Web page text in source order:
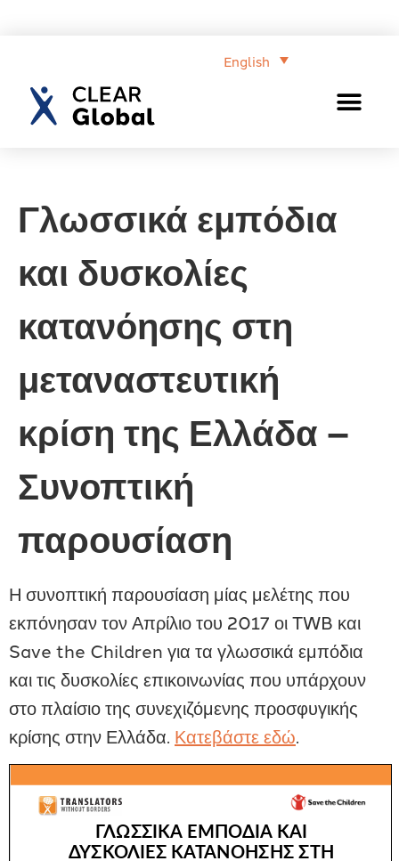
English
Γλωσσικά εμπόδια
και δυσκολίες
κατανόησης στη
μεταναστευτική
κρίση της Ελλάδα –
Συνοπτική
παρουσίαση
Η συνοπτική παρουσίαση μίας μελέτης που
εκπόνησαν τον Απρίλιο του 2017 οι TWB και
Save the Children για τα γλωσσικά εμπόδια
και τις δυσκολίες επικοινωνίας που υπάρχουν
στο πλαίσιο της συνεχιζόμενης προσφυγικής
κρίσης στην Ελλάδα. Κατεβάστε εδώ.